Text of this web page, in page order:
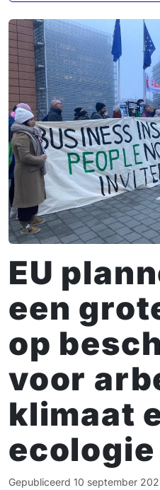
EU
een
op
voor
klimaat
ecologie
Gepubliceerd 10 september